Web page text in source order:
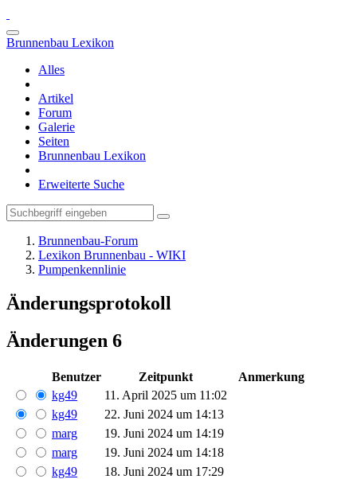
Brunnenbau Lexikon
Alles
Artikel
Forum
Galerie
Seiten
Brunnenbau Lexikon
Erweiterte Suche
Brunnenbau-Forum
Lexikon Brunnenbau - WIKI
Pumpenkennlinie
Änderungsprotokoll
Änderungen 6
Benutzer Zeitpunkt
Anmerkung
kg49
11. April 2025 um 11:02
kg49
22. Juni 2024 um 14:13
marg
19. Juni 2024 um 14:19
marg
19. Juni 2024 um 14:18
kg49
18. Juni 2024 um 17:29